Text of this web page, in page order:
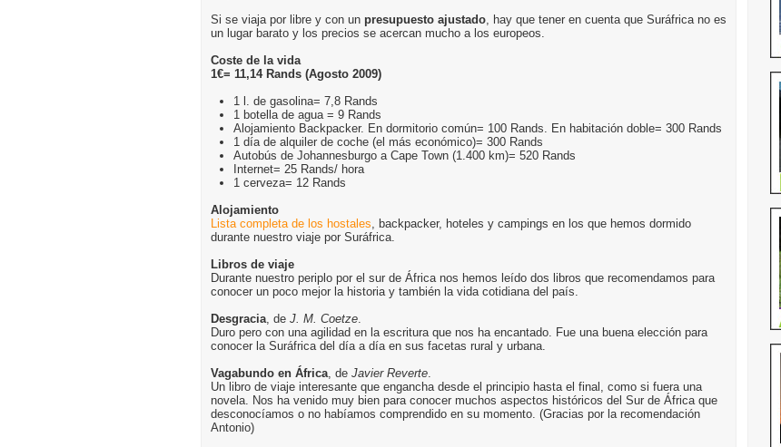
Si se viaja por libre y con un presupuesto ajustado, hay que tener en cuenta que Suráfrica no es
un lugar barato y los precios se acercan mucho a los europeos.
Coste de la vida
1€= 11,14 Rands (Agosto 2009)
1 l. de gasolina= 7,8 Rands
1 botella de agua = 9 Rands
Alojamiento Backpacker. En dormitorio común= 100 Rands. En habitación doble= 300 Rands
1 día de alquiler de coche (el más económico)= 300 Rands
Autobús de Johannesburgo a Cape Town (1.400 km)= 520 Rands
Internet= 25 Rands/ hora
1 cerveza= 12 Rands
Alojamiento
Lista completa de los hostales, backpacker, hoteles y campings en los que hemos dormido
durante nuestro viaje por Suráfrica.
Libros de viaje
Durante nuestro periplo por el sur de África nos hemos leído dos libros que recomendamos para
conocer un poco mejor la historia y también la vida cotidiana del país.
Desgracia, de J. M. Coetze.
Duro pero con una agilidad en la escritura que nos ha encantado. Fue una buena elección para
conocer la Suráfrica del día a día en sus facetas rural y urbana.
Vagabundo en África, de Javier Reverte.
Un libro de viaje interesante que engancha desde el principio hasta el final, como si fuera una
novela. Nos ha venido muy bien para conocer muchos aspectos históricos del Sur de África que
desconocíamos o no habíamos comprendido en su momento. (Gracias por la recomendación
Antonio)